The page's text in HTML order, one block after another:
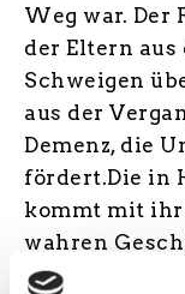
Weg war. Der
der Eltern aus
Schweigen
aus der
Demenz, die
fördert.Die in
kommt mit
wahren
persönlichen